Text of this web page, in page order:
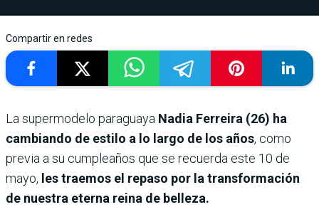
Compartir en redes
La supermodelo paraguaya Nadia Ferreira (26) ha
cambiando de estilo a lo largo de los años, como
previa a su cumpleaños que se recuerda este 10 de
mayo, les traemos el repaso por la transformación
de nuestra eterna reina de belleza.